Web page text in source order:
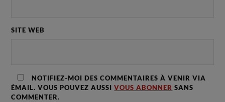
SITE WEB
NOTIFIEZ-MOI DES COMMENTAIRES À VENIR VIA
ÉMAIL. VOUS POUVEZ AUSSIVOUS ABONNER SANS
COMMENTER.